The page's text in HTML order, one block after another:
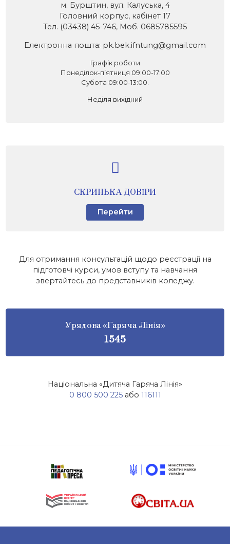
м. Бурштин, вул. Калуська, 4
Головний корпус, кабінет 17
Тел. (03438) 45-746, Моб. 0685785595
Електронна пошта: pk.bek.ifntung@gmail.com
Графік роботи
Понеділок-п’ятниця 09:00-17:00
Субота 09:00-13:00.
Неділя вихідний
СКРИНЬКА ДОВІРИ
Перейти
Для отримання консультацій щодо реєстрації на
підготовчі курси, умов вступу та навчання
звертайтесь до представників коледжу.
Урядова «Гаряча Лінія»
1545
Національна «Дитяча Гаряча Лінія»
0 800 500 225або 116111